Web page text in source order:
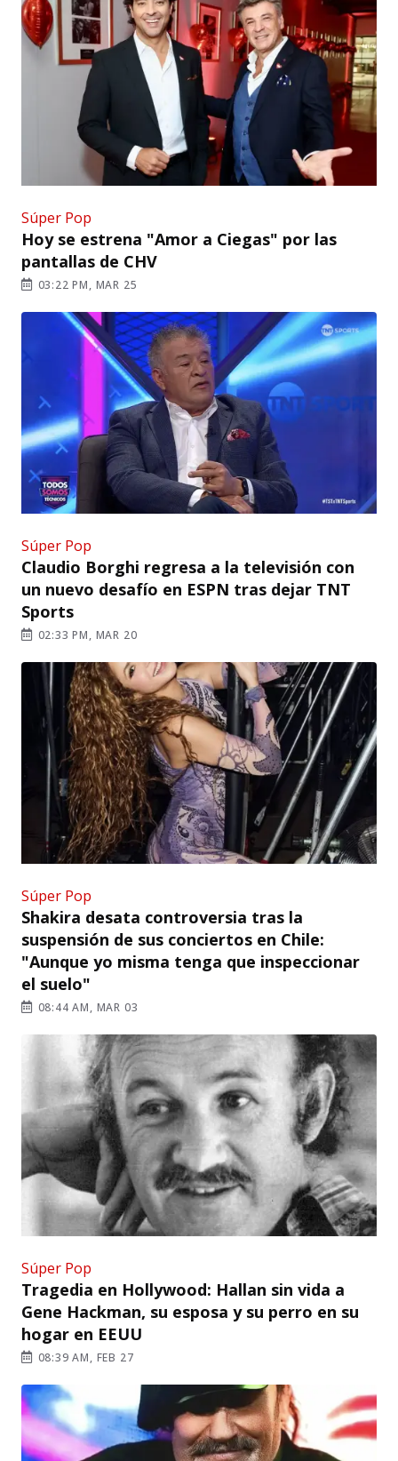
Súper Pop
Hoy se estrena "Amor a Ciegas" por las
pantallas de CHV
03:22 PM, MAR 25
Súper Pop
Claudio Borghi regresa a la televisión con
un nuevo desafío en ESPN tras dejar TNT
Sports
02:33 PM, MAR 20
Súper Pop
Shakira desata controversia tras la
suspensión de sus conciertos en Chile:
"Aunque yo misma tenga que inspeccionar
el suelo"
08:44 AM, MAR 03
Súper Pop
Tragedia en Hollywood: Hallan sin vida a
Gene Hackman, su esposa y su perro en su
hogar en EEUU
08:39 AM, FEB 27